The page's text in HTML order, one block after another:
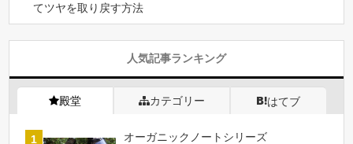
てツヤを取り戻す方法
人気記事ランキング
殿堂 カテゴリー はてブ
オーガニックノートシリーズ